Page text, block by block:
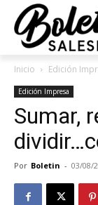
Inicio Edición
Edición Impresa
Sumar,
Por Boletin - 03/08/